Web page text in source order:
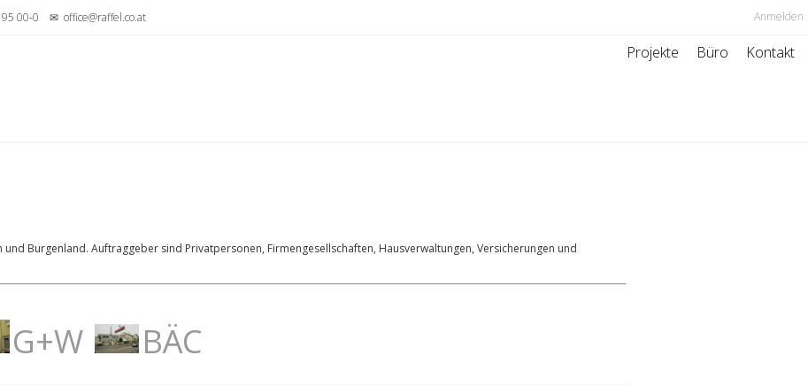
95 00-0 ✉ office@raffel.co.at Anmelden
Projekte Büro Kontakt
Burgenland. Auftraggeber sind Privatpersonen, Firmengesellschaften, Hausverwaltungen, Versicherungen und
G+W BÄC